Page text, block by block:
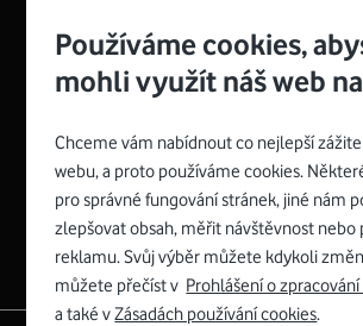
Zyxel VMG8623-T50B:
Rozměry modemu jsou 16 x 22 x 7,5 cm
a nabízí 4 gigabitové LAN porty a
Fi ve verzích 802.11 b/g/n/ac pro frekvenci
Spojte se s
Používáme cookies,
mohli využít náš web
Chceme vám nabídnout co nejlepší
webu, a proto používáme cookies.
pro správné fungování stránek, jiné nám
zlepšovat obsah, měřit návštěvnost nebo
reklamu. Svůj výběr můžete kdykoli
můžete přečíst v Prohlášení o
a také vZásadách používání cookies.